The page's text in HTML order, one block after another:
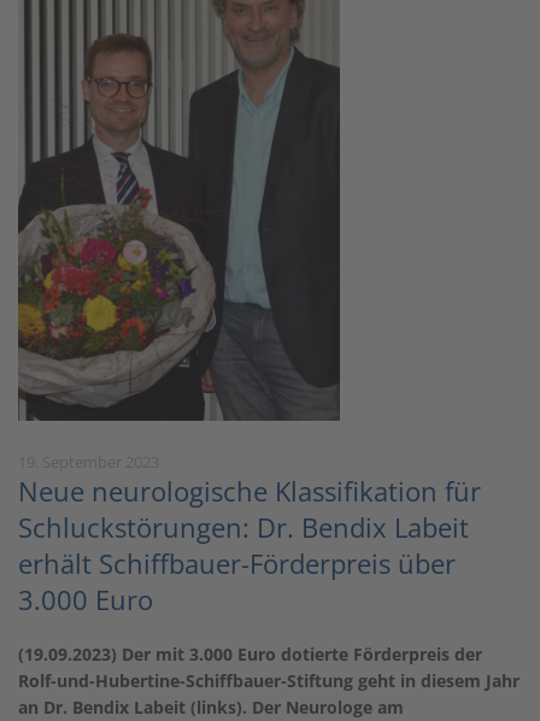
Neue neurologische Klassifikation für
Schluckstörungen: Dr. Bendix Labeit
erhält Schiffbauer-Förderpreis über
3.000 Euro
(19.09.2023) Der mit 3.000 Euro dotierte Förderpreis der
Rolf-und-Hubertine-Schiffbauer-Stiftung geht in diesem Jahr
an Dr. Bendix Labeit (links). Der Neurologe am